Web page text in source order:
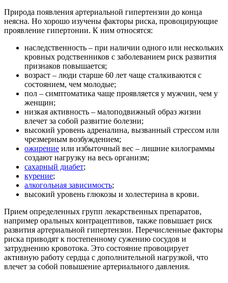
Природа появления артериальной гипертензии до конца
неясна. Но хорошо изучены факторы риска, провоцирующие
проявление гипертонии. К ним относятся:
наследственность – при наличии одного или нескольких
кровных родственников с заболеванием риск развития
признаков повышается;
возраст – люди старше 60 лет чаще сталкиваются с
состоянием, чем молодые;
пол – симптоматика чаще проявляется у мужчин, чем у
женщин;
низкая активность – малоподвижный образ жизни
влечет за собой развитие болезни;
высокий уровень адреналина, вызванный стрессом или
чрезмерным возбуждением;
ожирение или избыточный вес – лишние килограммы
создают нагрузку на весь организм;
сахарный диабет;
курение;
алкогольная зависимость;
высокий уровень глюкозы и холестерина в крови.
Прием определенных групп лекарственных препаратов,
например оральных контрацептивов, также повышает риск
развития артериальной гипертензии. Перечисленные факторы
риска приводят к постепенному сужению сосудов и
затруднению кровотока. Это состояние провоцирует
активную работу сердца с дополнительной нагрузкой, что
влечет за собой повышение артериального давления.